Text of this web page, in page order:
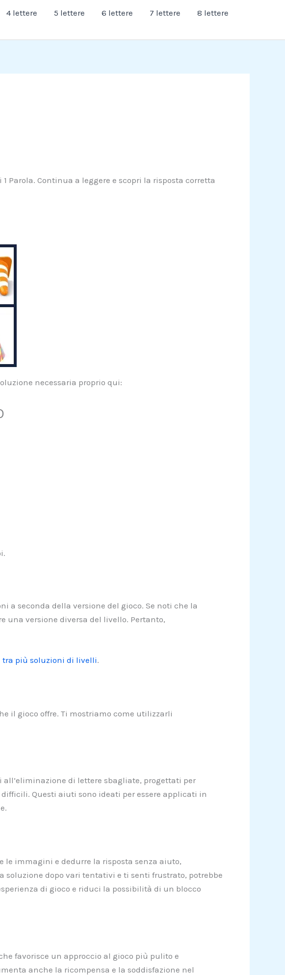
4 lettere 5 lettere 6 lettere 7 lettere
8 lettere
Parola. Continua a leggere e scopri la risposta corretta
necessaria proprio qui:
a seconda della versione del gioco. Se noti che la
una versione diversa del livello. Pertanto,
tra più soluzioni di livelli.
il gioco offre. Ti mostriamo come utilizzarli
di lettere sbagliate, progettati per
Questi aiuti sono ideati per essere applicati in
immagini e dedurre la risposta senza aiuto,
dopo vari tentativi e ti senti frustrato, potrebbe
di gioco e riduci la possibilità di un blocco
favorisce un approccio al gioco più pulito e
anche la ricompensa e la soddisfazione nel